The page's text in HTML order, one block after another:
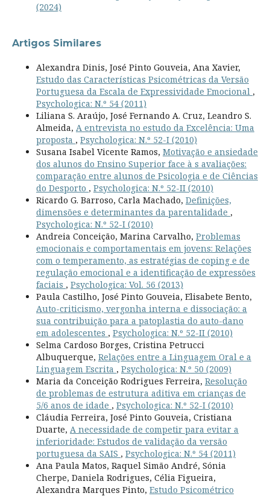
(2024)
Artigos Similares
Alexandra Dinis, José Pinto Gouveia, Ana Xavier,
Estudo das Características Psicométricas da Versão
Portuguesa da Escala de Expressividade Emocional ,
Psychologica: N.º 54 (2011)
Liliana S. Araújo, José Fernando A. Cruz, Leandro S.
Almeida, A entrevista no estudo da Excelência: Uma
proposta , Psychologica: N.º 52-I (2010)
Susana Isabel Vicente Ramos, Motivação e ansiedade
dos alunos do Ensino Superior face à s avaliações:
comparação entre alunos de Psicologia e de Ciências
do Desporto , Psychologica: N.º 52-II (2010)
Ricardo G. Barroso, Carla Machado, Definições,
dimensões e determinantes da parentalidade ,
Psychologica: N.º 52-I (2010)
Andreia Conceição, Marina Carvalho, Problemas
emocionais e comportamentais em jovens: Relações
com o temperamento, as estratégias de coping e de
regulação emocional e a identificação de expressões
faciais , Psychologica: Vol. 56 (2013)
Paula Castilho, José Pinto Gouveia, Elisabete Bento,
Auto-criticismo, vergonha interna e dissociação: a
sua contribuição para a patoplastia do auto-dano
em adolescentes , Psychologica: N.º 52-II (2010)
Selma Cardoso Borges, Cristina Petrucci
Albuquerque, Relações entre a Linguagem Oral e a
Linguagem Escrita , Psychologica: N.º 50 (2009)
Maria da Conceição Rodrigues Ferreira, Resolução
de problemas de estrutura aditiva em crianças de
5/6 anos de idade , Psychologica: N.º 52-I (2010)
Cláudia Ferreira, José Pinto Gouveia, Cristiana
Duarte, A necessidade de competir para evitar a
inferioridade: Estudos de validação da versão
portuguesa da SAIS , Psychologica: N.º 54 (2011)
Ana Paula Matos, Raquel Simão André, Sónia
Cherpe, Daniela Rodrigues, Célia Figueira,
Alexandra Marques Pinto, Estudo Psicométrico